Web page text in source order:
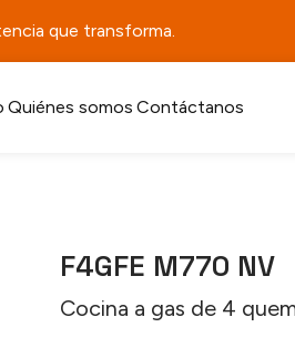
que transforma.
Quiénes somos Contáctanos
F4GFE M770 NV
Cocina a gas de 4